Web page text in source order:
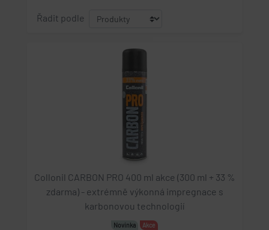
Řadit podle
Collonil CARBON PRO 400 ml akce (300 ml + 33 %
zdarma) - extrémně výkonná impregnace s
karbonovou technologií
Novinka Akce